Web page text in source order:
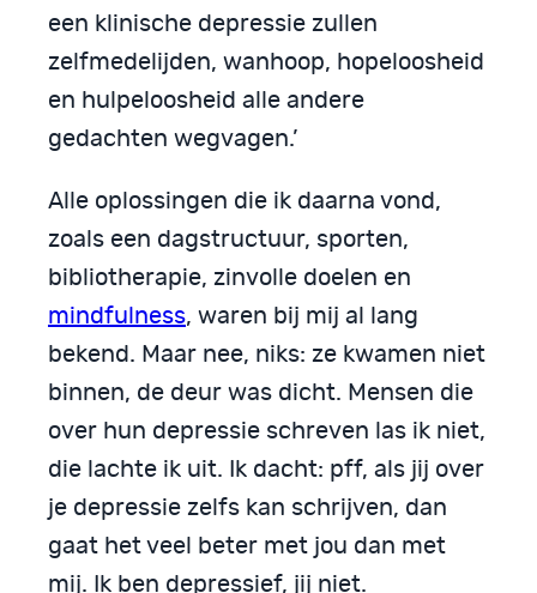
een klinische depressie zullen
zelfmedelijden, wanhoop, hope­loosheid
en hulpeloosheid alle andere
gedachten wegvagen.’
Alle oplossingen die ik daarna vond,
zoals een dagstructuur, sporten,
bibliotherapie, zinvolle doelen en
mindfulness, waren bij mij al lang
bekend. Maar nee, niks: ze kwamen niet
binnen, de deur was dicht. Mensen die
over hun depressie schreven las ik niet,
die lachte ik uit. Ik dacht: pff, als jij over
je depressie zelfs kan schrijven, dan
gaat het veel beter met jou dan met
mij. Ik ben depressief, jij niet.